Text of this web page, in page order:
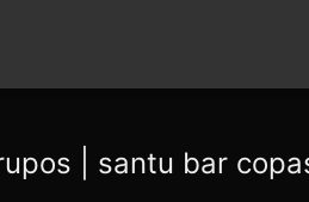
| santu bar